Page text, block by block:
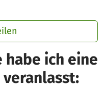
habe ich eine